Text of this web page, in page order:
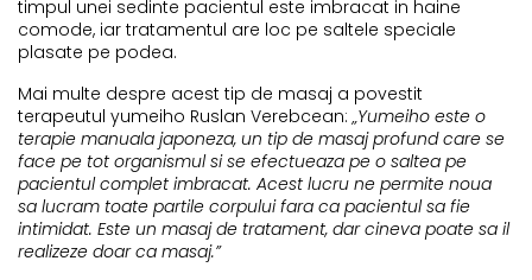
timpul unei sedinte pacientul este imbracat in haine
comode, iar tratamentul are loc pe saltele speciale
plasate pe podea.
Mai multe despre acest tip de masaj a povestit
terapeutul yumeiho Ruslan Verebcean: „Yumeiho este o
terapie manuala japoneza, un tip de masaj profund care se
face pe tot organismul si se efectueaza pe o saltea pe
pacientul complet imbracat. Acest lucru ne permite noua
sa lucram toate partile corpului fara ca pacientul sa fie
intimidat. Este un masaj de tratament, dar cineva poate sa il
realizeze doar ca masaj.”